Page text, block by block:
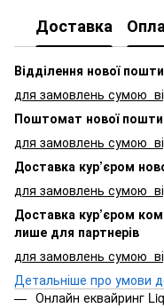
Доставка
Відділення нової пошти
для замовлень сумою
Поштомат нової пошти
для замовлень сумою
Доставка кур’єром
для замовлень сумою
Доставка кур’єром
лише для партнерів
для замовлень сумою
Детальніше про умови
Онлайн еквайринг